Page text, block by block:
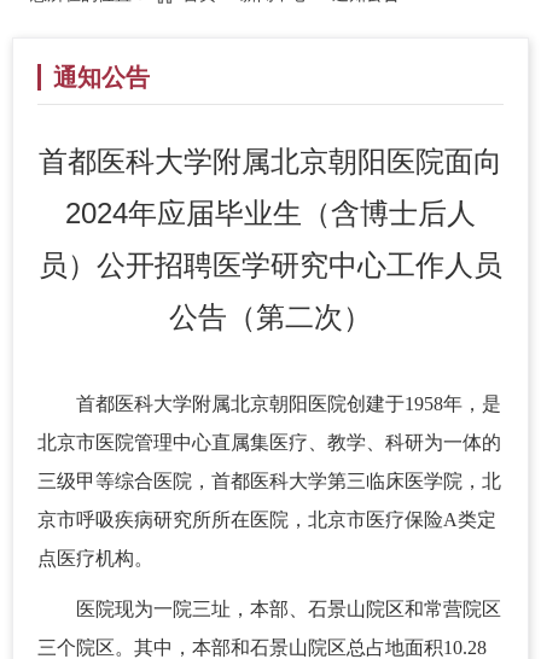
通知公告
首都医科大学附属北京朝阳医院面向
2024年应届毕业生（含博士后人
员）公开招聘医学研究中心工作人员
公告（第二次）
首都医科大学附属北京朝阳医院创建于1958年，是
北京市医院管理中心直属集医疗、教学、科研为一体的
三级甲等综合医院，首都医科大学第三临床医学院，北
京市呼吸疾病研究所所在医院，北京市医疗保险A类定
点医疗机构。
医院现为一院三址，本部、石景山院区和常营院区
三个院区。其中，本部和石景山院区总占地面积10.28